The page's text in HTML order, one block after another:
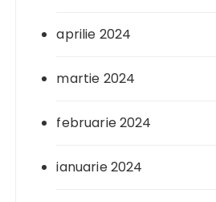
aprilie 2024
martie 2024
februarie 2024
ianuarie 2024